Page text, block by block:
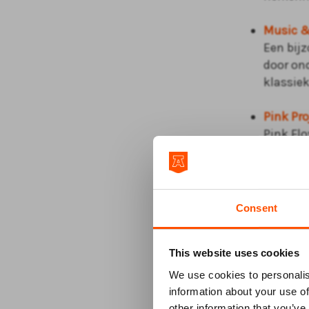
Consent
This website uses cookies
We use cookies to
information about your use
Music
Een
door
Pink
Pink
The
The
Voor